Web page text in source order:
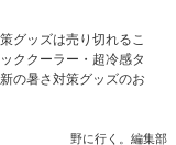
グッズは売り切れるこ
ククーラー・超冷感タ
の暑さ対策グッズのお
野に行く。編集部